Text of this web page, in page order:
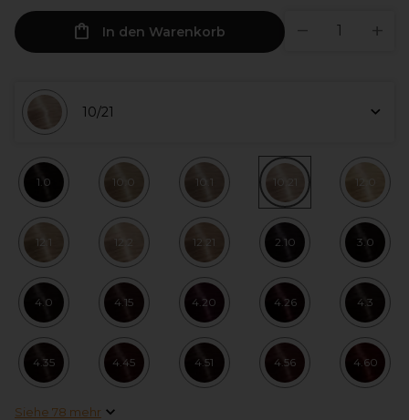
In den Warenkorb
10/21
1.0 10.0 10.1 10.21 12.0
12.1 12.2 12.21 2.10 3.0
4.0 4.15 4.20 4.26 4.3
4.35 4.45 4.51 4.56 4.60
Siehe 78 mehr